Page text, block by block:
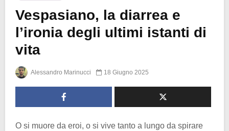
Vespasiano, la diarrea e
l’ironia degli ultimi istanti di
vita
Alessandro Marinucci 18 Giugno 2025
O si muore da eroi, o si vive tanto a lungo da spirare